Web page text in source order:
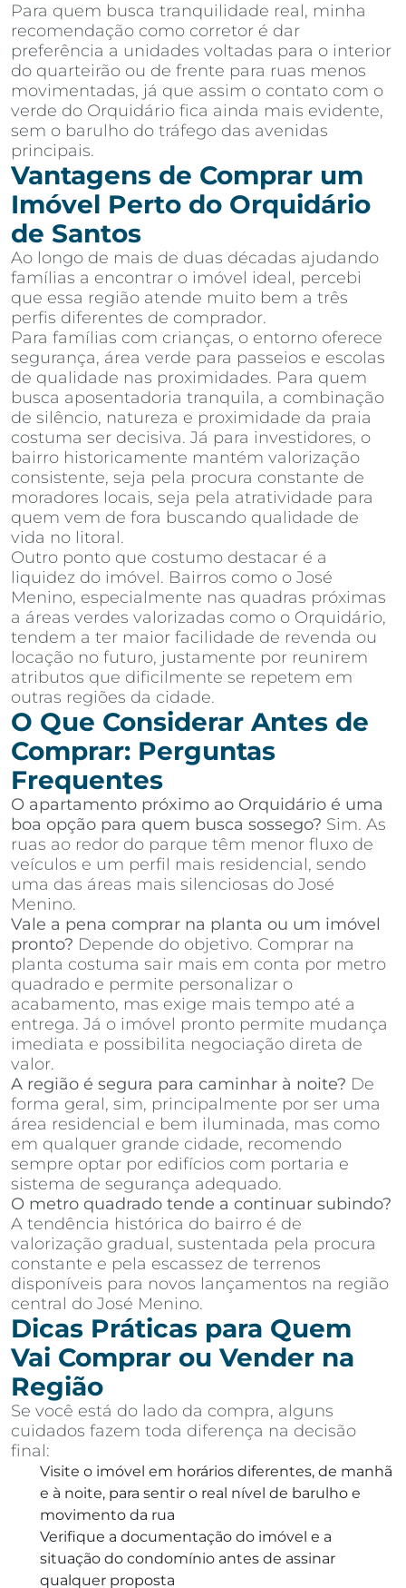
Para quem busca tranquilidade real, minha
recomendação como corretor é dar
preferência a unidades voltadas para o interior
do quarteirão ou de frente para ruas menos
movimentadas, já que assim o contato com o
verde do Orquidário fica ainda mais evidente,
sem o barulho do tráfego das avenidas
principais.
Vantagens de Comprar um
Imóvel Perto do Orquidário
de Santos
Ao longo de mais de duas décadas ajudando
famílias a encontrar o imóvel ideal, percebi
que essa região atende muito bem a três
perfis diferentes de comprador.
Para famílias com crianças, o entorno oferece
segurança, área verde para passeios e escolas
de qualidade nas proximidades. Para quem
busca aposentadoria tranquila, a combinação
de silêncio, natureza e proximidade da praia
costuma ser decisiva. Já para investidores, o
bairro historicamente mantém valorização
consistente, seja pela procura constante de
moradores locais, seja pela atratividade para
quem vem de fora buscando qualidade de
vida no litoral.
Outro ponto que costumo destacar é a
liquidez do imóvel. Bairros como o José
Menino, especialmente nas quadras próximas
a áreas verdes valorizadas como o Orquidário,
tendem a ter maior facilidade de revenda ou
locação no futuro, justamente por reunirem
atributos que dificilmente se repetem em
outras regiões da cidade.
O Que Considerar Antes de
Comprar: Perguntas
Frequentes
O apartamento próximo ao Orquidário é uma
boa opção para quem busca sossego? Sim. As
ruas ao redor do parque têm menor fluxo de
veículos e um perfil mais residencial, sendo
uma das áreas mais silenciosas do José
Menino.
Vale a pena comprar na planta ou um imóvel
pronto? Depende do objetivo. Comprar na
planta costuma sair mais em conta por metro
quadrado e permite personalizar o
acabamento, mas exige mais tempo até a
entrega. Já o imóvel pronto permite mudança
imediata e possibilita negociação direta de
valor.
A região é segura para caminhar à noite? De
forma geral, sim, principalmente por ser uma
área residencial e bem iluminada, mas como
em qualquer grande cidade, recomendo
sempre optar por edifícios com portaria e
sistema de segurança adequado.
O metro quadrado tende a continuar subindo?
A tendência histórica do bairro é de
valorização gradual, sustentada pela procura
constante e pela escassez de terrenos
disponíveis para novos lançamentos na região
central do José Menino.
Dicas Práticas para Quem
Vai Comprar ou Vender na
Região
Se você está do lado da compra, alguns
cuidados fazem toda diferença na decisão
final:
Visite o imóvel em horários diferentes, de manhã
e à noite, para sentir o real nível de barulho e
movimento da rua
Verifique a documentação do imóvel e a
situação do condomínio antes de assinar
qualquer proposta